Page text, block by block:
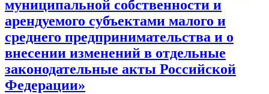
муниципальной собственности и
арендуемого субъектами малого и
среднего предпринимательства и о
внесении изменений в отдельные
законодательные акты Российской
Федерации»